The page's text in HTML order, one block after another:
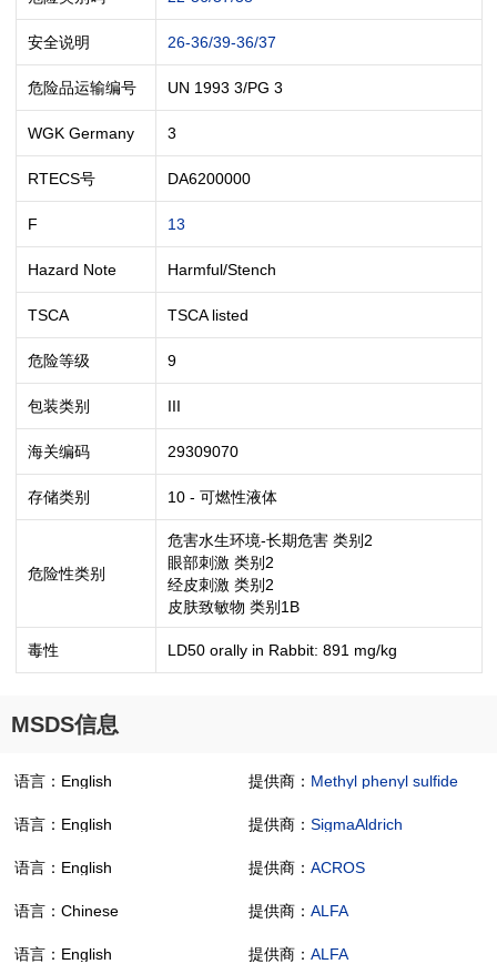
安全说明 26-36/39-36/37
危险品运输编号 UN 1993 3/PG 3
WGK Germany 3
RTECS号 DA6200000
F 13
Hazard Note Harmful/Stench
TSCA TSCA listed
危险等级 9
包装类别 III
海关编码 29309070
存储类别 10 - 可燃性液体
危险性类别
危害水生环境-长期危害 类别2
眼部刺激 类别2
经皮刺激 类别2
皮肤致敏物 类别1B
毒性 LD50 orally in Rabbit: 891 mg/kg
MSDS信息
语言：English 提供商： Methyl phenyl sulfide
语言：English 提供商： SigmaAldrich
语言：English 提供商： ACROS
语言：Chinese 提供商： ALFA
语言：English 提供商： ALFA